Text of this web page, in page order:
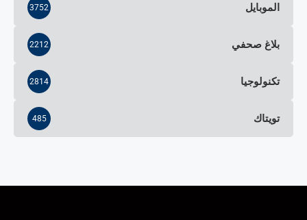
الموبايل 3752
بلاغ صحفي 2212
تكنولوجيا 2814
تويتاك 485